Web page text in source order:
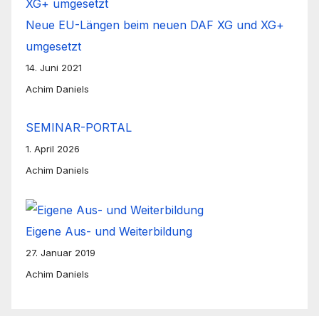
Neue EU-Längen beim neuen DAF XG und XG+
umgesetzt
14. Juni 2021
Achim Daniels
SEMINAR-PORTAL
1. April 2026
Achim Daniels
Eigene Aus- und Weiterbildung
27. Januar 2019
Achim Daniels